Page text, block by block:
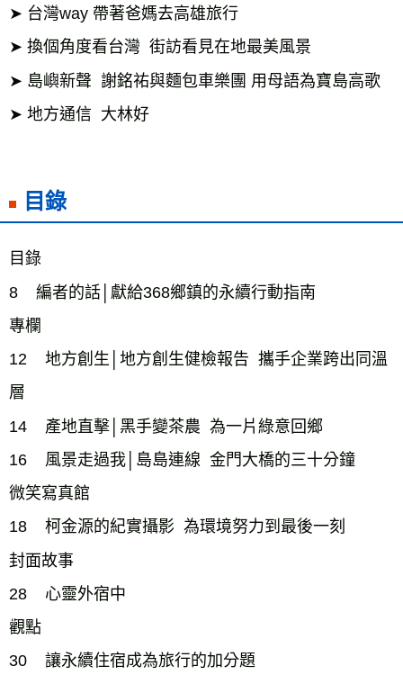
➤ 台灣way 帶著爸媽去高雄旅行
➤ 換個角度看台灣  街訪看見在地最美風景
➤ 島嶼新聲  謝銘祐與麵包車樂團 用母語為寶島高歌
➤ 地方通信  大林好
目錄
目錄
8    編者的話│獻給368鄉鎮的永續行動指南
專欄
12    地方創生│地方創生健檢報告  攜手企業跨出同溫
層
14    產地直擊│黑手變茶農  為一片綠意回鄉
16    風景走過我│島島連線  金門大橋的三十分鐘
微笑寫真館
18    柯金源的紀實攝影  為環境努力到最後一刻
封面故事
28    心靈外宿中
觀點
30    讓永續住宿成為旅行的加分題